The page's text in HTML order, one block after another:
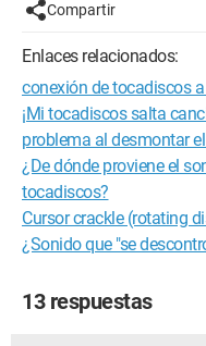
Compartir
Enlaces relacionados:
conexión de tocadiscos
¡Mi tocadiscos salta
problema al desmontar
¿De dónde proviene el
tocadiscos?
Cursor crackle (rotating
¿Sonido que "se
13 respuestas